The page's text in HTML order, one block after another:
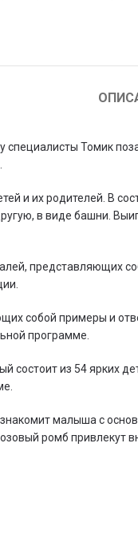
Томик
и их родителей. В
в виде башни.
представляющих
собой примеры и
программе.
из 54 ярких
малыша с
ромб